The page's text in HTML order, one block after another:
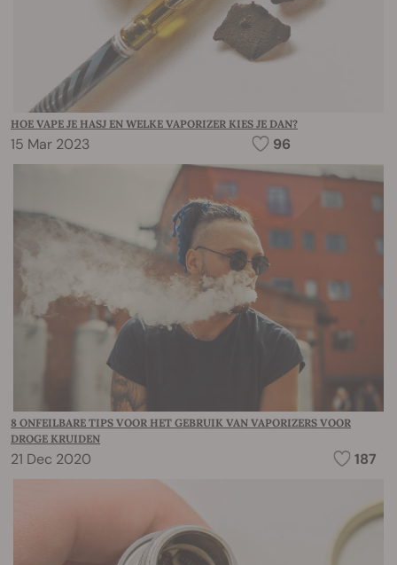
HOE VAPE JE HASJ EN WELKE VAPORIZER KIES JE DAN?
15 Mar 2023 96
8 ONFEILBARE TIPS VOOR HET GEBRUIK VAN VAPORIZERS VOOR
DROGE KRUIDEN
21 Dec 2020 187